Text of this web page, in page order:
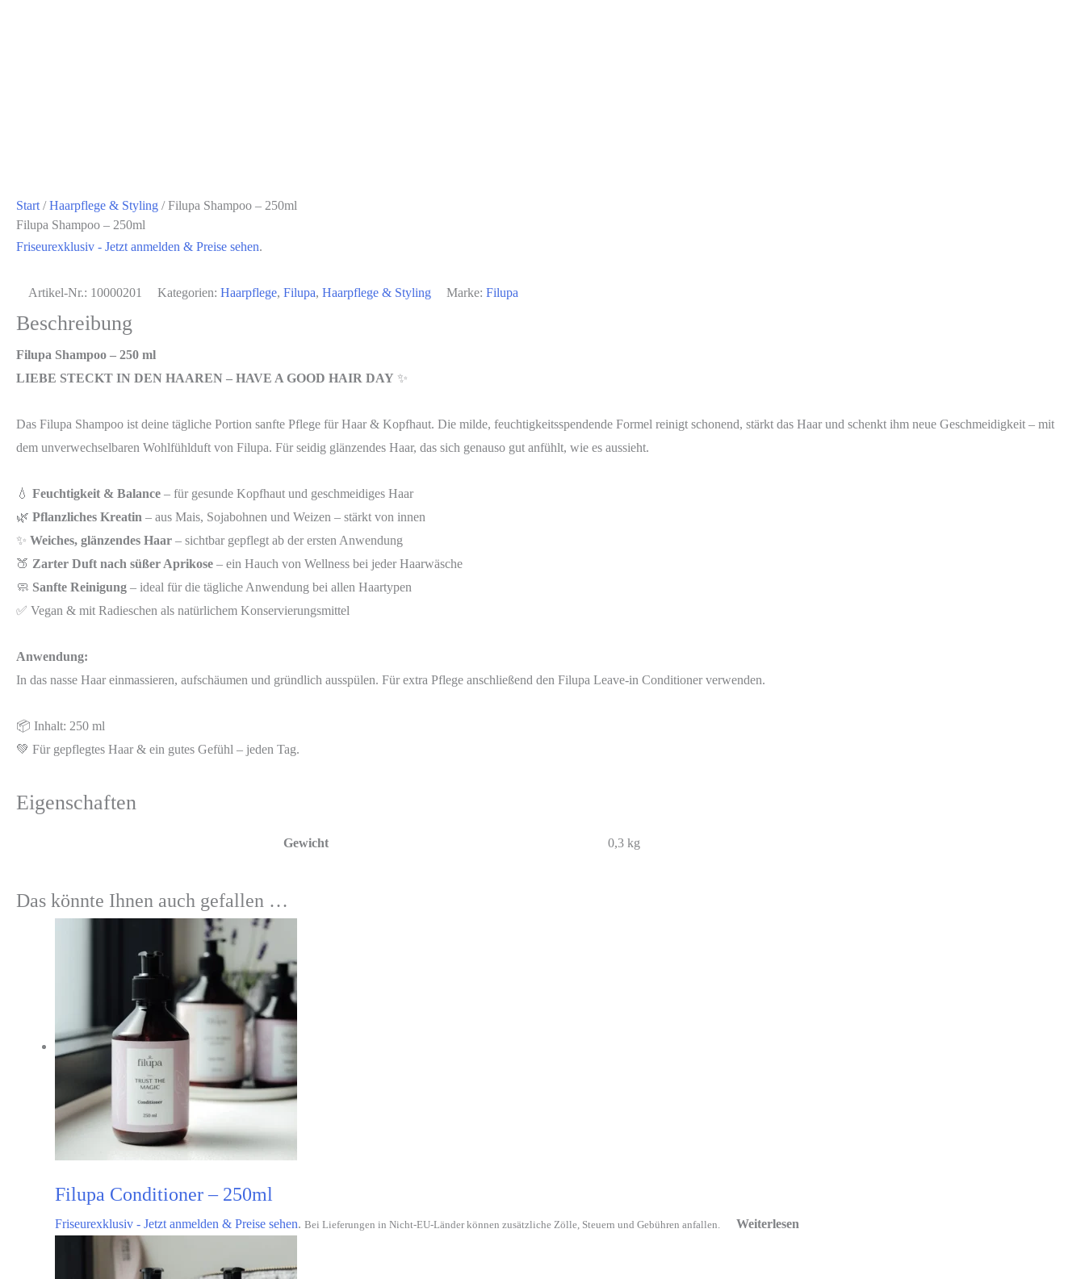
Start /Haarpflege & Styling / Filupa Shampoo – 250ml
Filupa Shampoo – 250ml
Friseurexklusiv - Jetzt anmelden & Preise sehen.
Artikel-Nr.: 10000201 Kategorien: Haarpflege, Filupa, Haarpflege & Styling Marke: Filupa
Beschreibung
Filupa Shampoo – 250 ml
LIEBE STECKT IN DEN HAAREN – HAVE A GOOD HAIR DAY ✨
Das Filupa Shampoo ist deine tägliche Portion sanfte Pflege für Haar & Kopfhaut. Die milde, feuchtigkeitsspendende Formel reinigt schonend, stärkt das Haar und schenkt ihm neue Geschmeidigkeit – mit
dem unverwechselbaren Wohlfühlduft von Filupa. Für seidig glänzendes Haar, das sich genauso gut anfühlt, wie es aussieht.
💧 Feuchtigkeit & Balance – für gesunde Kopfhaut und geschmeidiges Haar
🌿 Pflanzliches Kreatin – aus Mais, Sojabohnen und Weizen – stärkt von innen
✨ Weiches, glänzendes Haar – sichtbar gepflegt ab der ersten Anwendung
🍑 Zarter Duft nach süßer Aprikose – ein Hauch von Wellness bei jeder Haarwäsche
🧼 Sanfte Reinigung – ideal für die tägliche Anwendung bei allen Haartypen
✅ Vegan & mit Radieschen als natürlichem Konservierungsmittel
Anwendung:
In das nasse Haar einmassieren, aufschäumen und gründlich ausspülen. Für extra Pflege anschließend den Filupa Leave-in Conditioner verwenden.
📦 Inhalt: 250 ml
💚 Für gepflegtes Haar & ein gutes Gefühl – jeden Tag.
Eigenschaften
Gewicht 0,3 kg
Das könnte Ihnen auch gefallen …
Filupa Conditioner – 250ml
Friseurexklusiv - Jetzt anmelden & Preise sehen. Bei Lieferungen in Nicht-EU-Länder können zusätzliche Zölle, Steuern und Gebühren anfallen. Weiterlesen